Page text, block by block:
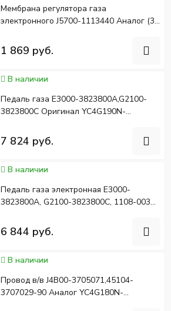
Мембрана регулятора газа
электронного J5700-1113440 Аналог (39
1 869 руб.
В наличии
Педаль газа E3000-3823800A,G2100-
3823800C Оригинал YC4G190N-
52,YC6L310-50
7 824 руб.
В наличии
Педаль газа электронная E3000-
3823800A, G2100-3823800C, 1108-00367
6 844 руб.
В наличии
Провод в/в J4B00-3705071,45104-
3707029-90 Аналог YC4G180N-